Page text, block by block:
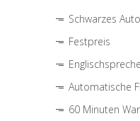
Schwarzes
Festpreis
Automatische
60 Minuten